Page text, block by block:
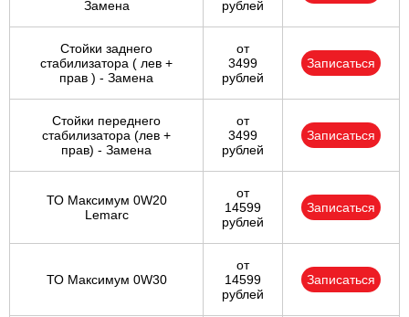
Замена
рублей
Стойки заднего
стабилизатора ( лев +
прав ) - Замена
от
3499
рублей
Записаться
Стойки переднего
стабилизатора (лев +
прав) - Замена
от
3499
рублей
Записаться
ТО Максимум 0W20
Lemarc
от
14599
рублей
Записаться
ТО Максимум 0W30
от
14599
рублей
Записаться